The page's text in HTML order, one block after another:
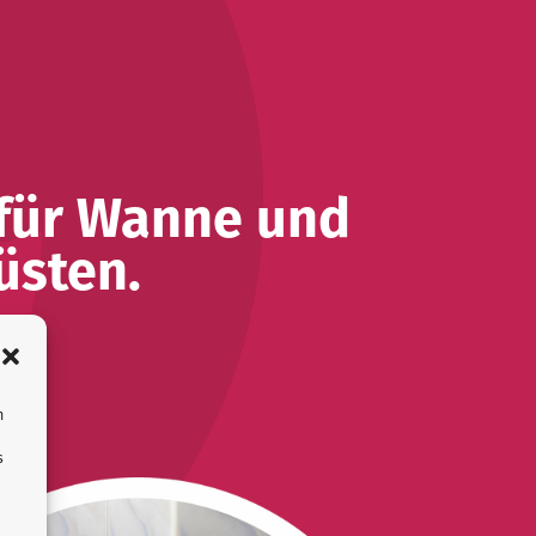
Wanne und